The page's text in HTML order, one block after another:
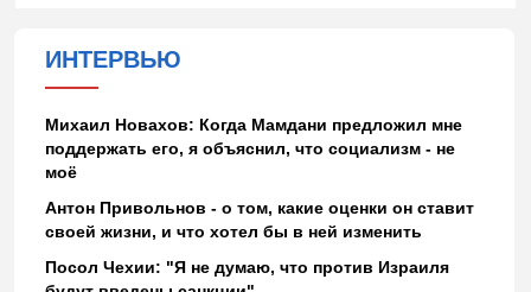
ИНТЕРВЬЮ
Михаил Новахов: Когда Мамдани предложил мне
поддержать его, я объяснил, что социализм - не
моё
Антон Привольнов - о том, какие оценки он ставит
своей жизни, и что хотел бы в ней изменить
Посол Чехии: "Я не думаю, что против Израиля